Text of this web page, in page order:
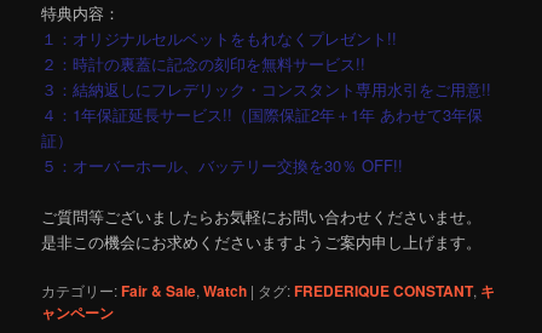
特典内容：
１：オリジナルセルベットをもれなくプレゼント!!
２：時計の裏蓋に記念の刻印を無料サービス!!
３：結納返しにフレデリック・コンスタント専用水引をご用意!!
４：1年保証延長サービス!!（国際保証2年＋1年 あわせて3年保
証）
５：オーバーホール、バッテリー交換を30％ OFF!!
ご質問等ございましたらお気軽にお問い合わせくださいませ。
是非この機会にお求めくださいますようご案内申し上げます。
カテゴリー:Fair & Sale,Watch | タグ:FREDERIQUE CONSTANT, キ
ャンペーン